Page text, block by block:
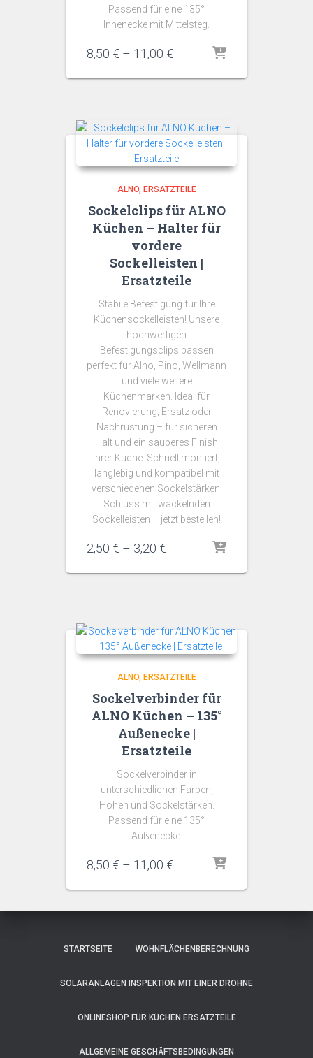
Passend für eine 135°
Innenecke mit Mittelsteg.
8,50 € – 11,00 €Preisspanne:
bis
ALNO ERSATZTEILE
Sockelclips für ALNO
Küchen – Halter für
vordere
Sockelleisten |
Ersatzteile
Stabile Befestigung für Ihre
Küchensockelleisten! Unsere
hochwertigen
Befestigungsclips passen
perfekt für Alno, Pino, Wellmann
und viele weitere
Küchenmarken. Ideal für
Renovierung, Ersatz oder
Nachrüstung – für sicheren
Halt und ein sauberes Finish
Ihrer Küche. Schnell montiert,
langlebig und kompatibel mit
verschiedenen Sockelstärken.
Schluss mit wackelnden
Sockelleisten – jetzt bestellen!
2,50 € – 3,20 €Preisspanne:
bis
ALNO ERSATZTEILE
Sockelverbinder für
ALNO Küchen – 135°
Außenecke |
Ersatzteile
Sockelverbinder in
unterschiedlichen Farben,
Höhen und Sockelstärken.
Passend für eine 135°
Außenecke.
8,50 € – 11,00 €Preisspanne:
bis
11,00 €
STARTSEITE WOHNFLÄCHENBERECHNUNG
SOLARANLAGEN INSPEKTION MIT EINER DROHNE
ONLINESHOP FÜR KÜCHEN ERSATZTEILE
ALLGEMEINE GESCHÄFTSBEDINGUNGEN